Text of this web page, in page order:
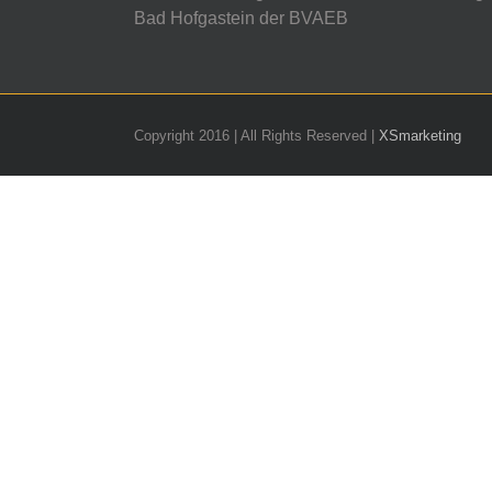
Bad Hofgastein der BVAEB
Copyright 2016 | All Rights Reserved | XSmarketing